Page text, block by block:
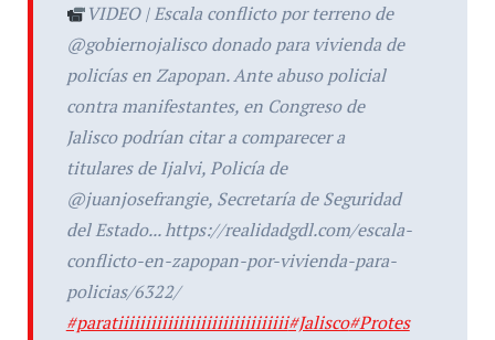
VIDEO | Escala conflicto por terreno de
@gobiernojalisco donado para vivienda de
policías en Zapopan. Ante abuso policial
contra manifestantes, en Congreso de
Jalisco podrían citar a comparecer a
titulares de Ijalvi, Policía de
@juanjosefrangie, Secretaría de Seguridad
del Estado... https://realidadgdl.com/escala-
conflicto-en-zapopan-por-vivienda-para-
policias/6322/
#paratiiiiiiiiiiiiiiiiiiiiiiiiiiiiiii#Jalisco#Protes